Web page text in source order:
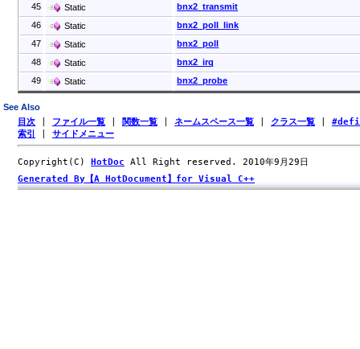
45
Static
bnx2_transmit
46
Static
bnx2_poll_link
47
Static
bnx2_poll
48
Static
bnx2_irq
49
Static bnx2_probe
See Also
目次 ファイル一覧 関数一覧 ネームスペース一覧 クラス一覧
索引
サイドメニュー
Copyright(C) HotDoc All Right reserved. 2010年9月29日
Generated By【A HotDocument】for Visual C++